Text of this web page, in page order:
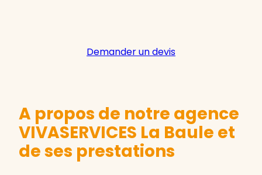
Demander un devis
A propos de notre agence
VIVASERVICES La Baule et
de ses prestations